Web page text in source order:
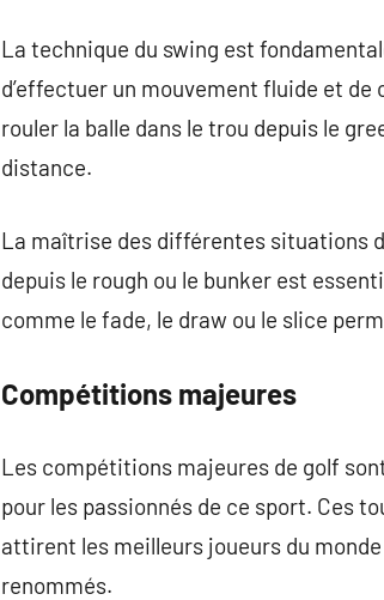
La technique du swing est
d’effectuer un mouvement fluide et
rouler la balle dans le trou depuis le
distance.
La maîtrise des différentes situations
depuis le rough ou le bunker est
comme le fade, le draw ou le slice
Compétitions majeures
Les compétitions majeures de golf
pour les passionnés de ce sport. Ces
attirent les meilleurs joueurs du
renommés.